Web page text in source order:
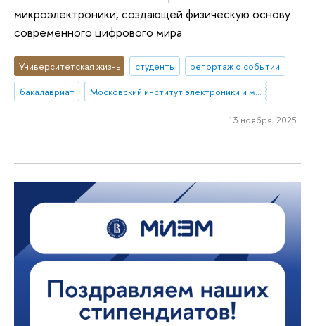
микроэлектроники, создающей физическую основу
современного цифрового мира
Университетская жизнь студенты
репортаж о событии
бакалавриат
Московский институт электроники и математики им. А.Н. Тихонова
13 ноября 2025